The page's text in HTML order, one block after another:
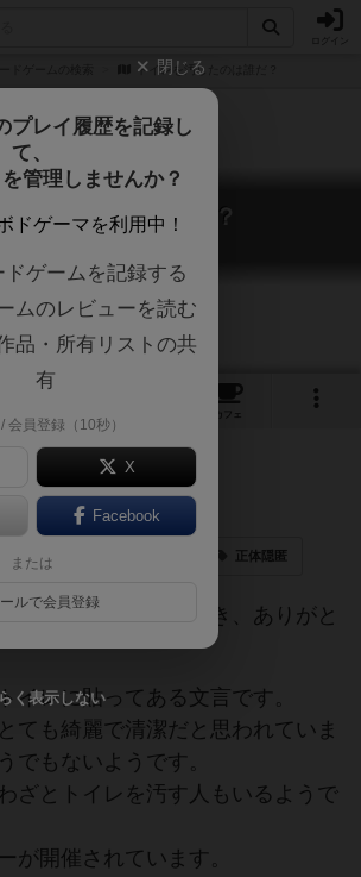
トイレを汚したのは誰だ？
を汚したのは誰だ？
wo yogoshita noha dareda?
カフェ
使いましょう
春（東京） 正体隠匿
綺麗にご使用いただき、ありがと
イレに貼ってある文言です。
ても綺麗で清潔だと思われていま
でもないようです。
ざとトイレを汚す人もいるようで
が開催されています。
閉じる
プレイ履歴を記録し
て、
管理しませんか？
ドゲーマを利用中！
ドゲームを記録する
ムのレビューを読む
品・所有リストの共
有
会員登録（10秒）
X
Facebook
または
ルで会員登録
く表示しない